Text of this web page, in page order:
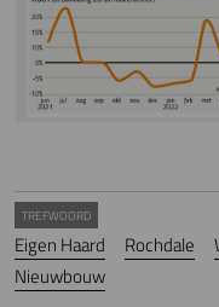
TREFWOORD
Eigen Haard Rochdale
Nieuwbouw